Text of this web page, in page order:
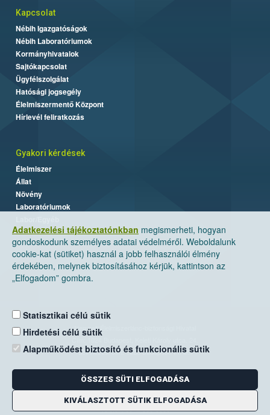
Adatkezelési tájékoztatónkban megismerheti, hogyan
gondoskodunk személyes adatai védelméről. Weboldalunk
cookie-kat (sütiket) használ a jobb felhasználói élmény
érdekében, melynek biztosításához kérjük, kattintson az
„Elfogadom” gombra.
Statisztikai célú sütik
Hirdetési célú sütik
Alapműködést biztosító és funkcionális sütik
ÖSSZES SÜTI ELFOGADÁSA
KIVÁLASZTOTT SÜTIK ELFOGADÁSA
Kapcsolat
Nébih Igazgatóságok
Nébih Laboratóriumok
Kormányhivatalok
Sajtókapcsolat
Ügyfélszolgálat
Hatósági jogsegély
Élelmiszermentő Központ
Hírlevél feliratkozás
Gyakori kérdések
Élelmiszer
Állat
Növény
Laboratóriumok
Nemzeti Élelmiszerlánc-biztonsági Hivatal
Levelezési cím: 1525 Budapest. Pf. 30.
E-mail:ugyfelszolgalat@nebih.gov.hu
Zöld szám: 06-80/263-244
Telefon: 06-1/ 336-9000